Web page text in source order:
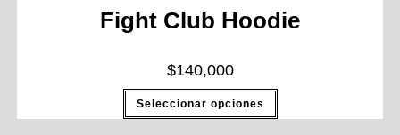
Fight Club Hoodie
$140,000
Seleccionar opciones